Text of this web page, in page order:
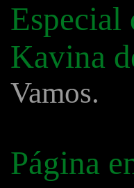
Kavina
Vamos.
Página